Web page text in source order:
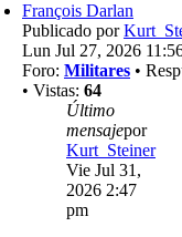
François Darlan
Publicado por
Lun Jul 27, 2026
Foro: Militares •
• Vistas: 64
Último
mensajepor
Kurt_Steiner
Vie Jul 31,
2026 2:47
pm